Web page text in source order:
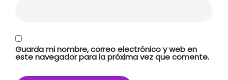
Guarda mi nombre, correo electrónico y web en
este navegador para la próxima vez que comente.